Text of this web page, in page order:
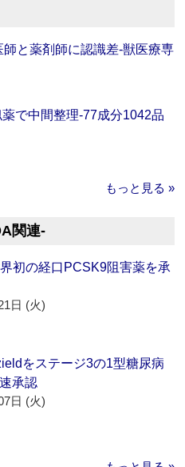
師と薬剤師に認識差‐獣医療専
で中間整理‐77成分1042品
もっと見る »
関連‐
初の経口PCSK9阻害薬を承
日 (火)
をステージ3の1型糖尿病
承認
日 (火)